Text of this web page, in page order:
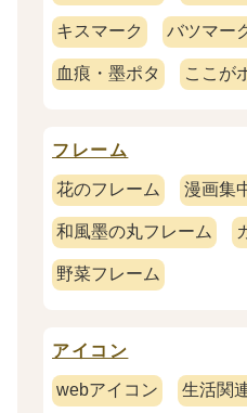
キスマーク バツマー
血痕・墨ポタ ここが
フレーム
花のフレーム 漫画集
和風墨の丸フレーム
野菜フレーム
アイコン
webアイコン 生活関